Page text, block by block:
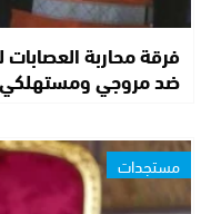
فرقة محاربة
ضد مروجي ومستهلكي
مستجدات